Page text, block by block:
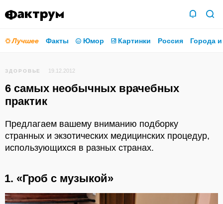
Лучшее Факты Юмор Картинки Россия Города
ЗДОРОВЬЕ 19.12.2012
6 самых необычных врачебных
практик
Предлагаем вашему вниманию подборку
странных и экзотических медицинских процедур,
использующихся в разных странах.
1. «Гроб с музыкой»